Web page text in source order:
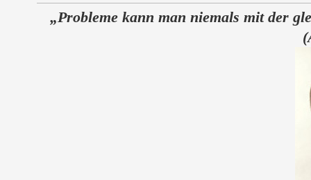
„Probleme kann man niemals mit der